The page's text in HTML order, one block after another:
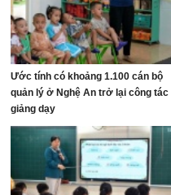
Ước tính có khoảng 1.100 cán bộ
quản lý ở Nghệ An trở lại công tác
giảng dạy